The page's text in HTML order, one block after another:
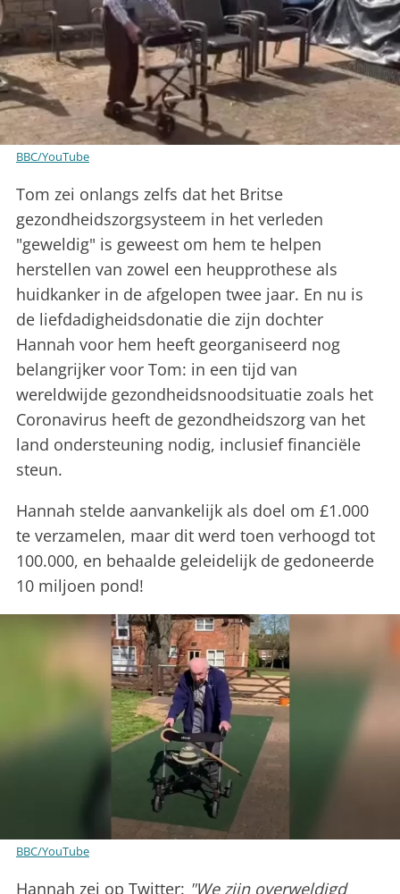
BBC/YouTube
Tom zei onlangs zelfs dat het Britse
gezondheidszorgsysteem in het verleden
"geweldig" is geweest om hem te helpen
herstellen van zowel een heupprothese als
huidkanker in de afgelopen twee jaar. En nu is
de liefdadigheidsdonatie die zijn dochter
Hannah voor hem heeft georganiseerd nog
belangrijker voor Tom: in een tijd van
wereldwijde gezondheidsnoodsituatie zoals het
Coronavirus heeft de gezondheidszorg van het
land ondersteuning nodig, inclusief financiële
steun.
Hannah stelde aanvankelijk als doel om £1.000
te verzamelen, maar dit werd toen verhoogd tot
100.000, en behaalde geleidelijk de gedoneerde
10 miljoen pond!
BBC/YouTube
Hannah zei op Twitter: "We zijn overweldigd